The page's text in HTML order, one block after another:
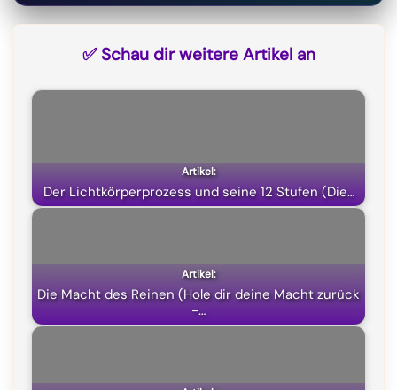
✅ Schau dir weitere Artikel an
Der Lichtkörperprozess und seine 12 Stufen (Die…
Die Macht des Reinen (Hole dir deine Macht zurück
-…